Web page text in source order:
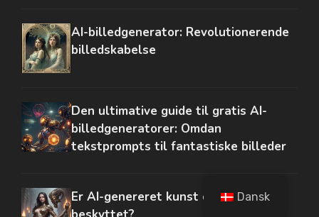
AI-billedgenerator: Revolutionerende
billedskabelse
Den ultimative guide til gratis AI-
billedgeneratorer: Omdan
tekstprompts til fantastiske billeder
Er AI-genereret kunst ophavsretligt
Dansk